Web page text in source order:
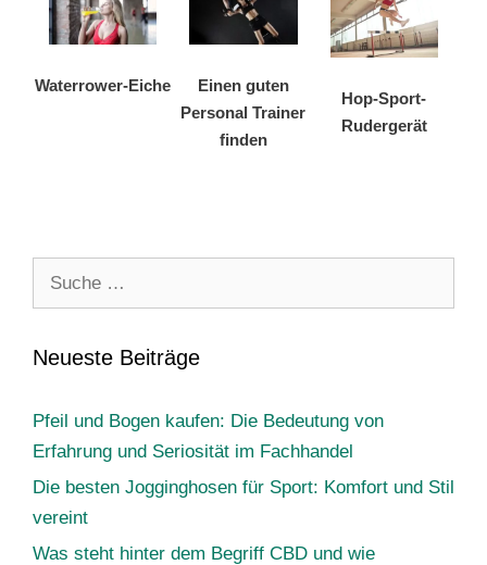
Waterrower-Eiche
Einen guten
Personal Trainer
finden
Hop-Sport-
Rudergerät
Neueste Beiträge
Pfeil und Bogen kaufen: Die Bedeutung von
Erfahrung und Seriosität im Fachhandel
Die besten Jogginghosen für Sport: Komfort und Stil
vereint
Was steht hinter dem Begriff CBD und wie